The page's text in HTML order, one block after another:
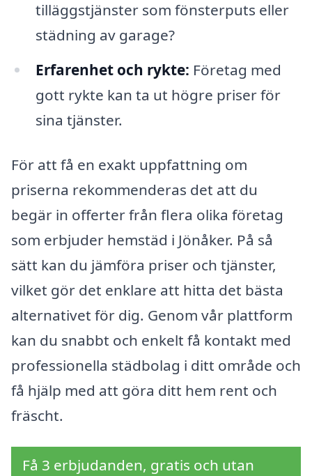
tilläggstjänster som fönsterputs eller
städning av garage?
Erfarenhet och rykte: Företag med
gott rykte kan ta ut högre priser för
sina tjänster.
För att få en exakt uppfattning om
priserna rekommenderas det att du
begär in offerter från flera olika företag
som erbjuder hemstäd i Jönåker. På så
sätt kan du jämföra priser och tjänster,
vilket gör det enklare att hitta det bästa
alternativet för dig. Genom vår plattform
kan du snabbt och enkelt få kontakt med
professionella städbolag i ditt område och
få hjälp med att göra ditt hem rent och
fräscht.
Få 3 erbjudanden, gratis och utan